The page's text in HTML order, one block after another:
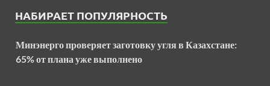
НАБИРАЕТ ПОПУЛЯРНОСТЬ
Минэнерго проверяет заготовку угля в Казахстане:
65% от плана уже выполнено